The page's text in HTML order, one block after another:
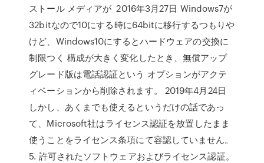
ストール メディアが 2016年3月27日 Windows7が
32bitなので10にする時に64bitに移行するつもりや
けど、Windows10にするとハードウェアの交換に
制限つく 構成が大きく変化したとき、無償アップ
グレード版は電話認証という オプションがアクテ
ィベーションから削除されます。 2019年4月24日
しかし、あくまでも使えるというだけの話であっ
て、Microsoft社はライセンス認証を放置したまま
使うことをライセンス条項にて容認していません。
5. 許可されたソフトウェアおよびライセンス認証。